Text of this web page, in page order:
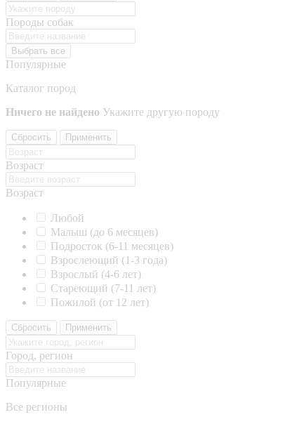
Породы собак
Выбрать все
Популярные
Каталог пород
Ничего не найдено Укажите другую породу
Сбросить Применить
Возраст
Возраст
Любой
Малыш (до 6 месяцев)
Подросток (6-11 месяцев)
Взрослеющий (1-3 года)
Взрослый (4-6 лет)
Стареющий (7-11 лет)
Пожилой (от 12 лет)
Сбросить Применить
Город, регион
Популярные
Все регионы